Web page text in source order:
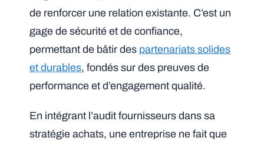
de renforcer une relation existante. C’est un
gage de sécurité et de confiance,
permettant de bâtir des partenariats solides
et durables, fondés sur des preuves de
performance et d’engagement qualité.
En intégrant l’audit fournisseurs dans sa
stratégie achats, une entreprise ne fait que